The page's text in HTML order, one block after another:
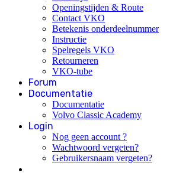
Openingstijden & Route
Contact VKO
Betekenis onderdeelnummer
Instructie
Spelregels VKO
Retourneren
VKO-tube
Forum
Documentatie
Documentatie
Volvo Classic Academy
Login
Nog geen account ?
Wachtwoord vergeten?
Gebruikersnaam vergeten?